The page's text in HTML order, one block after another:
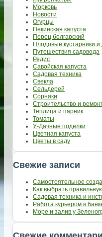
Морковь
Новости
Огурцы
Пекинская капуста
Перец болгарский
Плодовые кустарники и
Путешествия садовода
Редис
Савойская капуста
Садовая техника
Свекла
Сельдерей
Сорняки
Строительство и
Теплица и парник
Томаты
У-Дачные поделки
Цветная капуста
Цветы в саду
Свежие записи
Самостоятельное
Как выбрать
Садовая техника и
Работа курьером в
Море и залив у